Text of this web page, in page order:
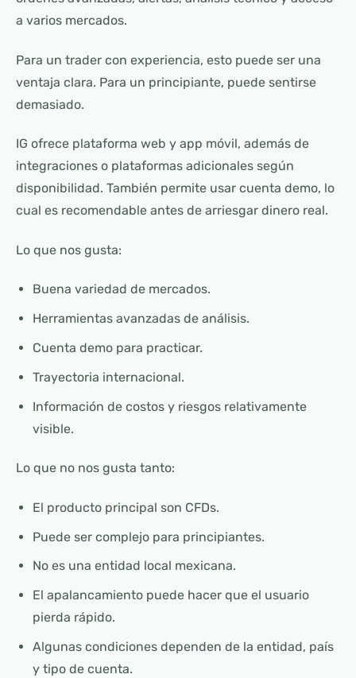
a varios mercados.
Para un trader con experiencia, esto puede ser una
ventaja clara. Para un principiante, puede sentirse
demasiado.
IG ofrece plataforma web y app móvil, además de
integraciones o plataformas adicionales según
disponibilidad. También permite usar cuenta demo, lo
cual es recomendable antes de arriesgar dinero real.
Lo que nos gusta:
Buena variedad de mercados.
Herramientas avanzadas de análisis.
Cuenta demo para practicar.
Trayectoria internacional.
Información de costos y riesgos relativamente
visible.
Lo que no nos gusta tanto:
El producto principal son CFDs.
Puede ser complejo para principiantes.
No es una entidad local mexicana.
El apalancamiento puede hacer que el usuario
pierda rápido.
Algunas condiciones dependen de la entidad, país
y tipo de cuenta.